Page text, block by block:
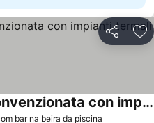
Partilhar
bar na beira da piscina
Il Viterbino Struttura convenzionata con impianti termali